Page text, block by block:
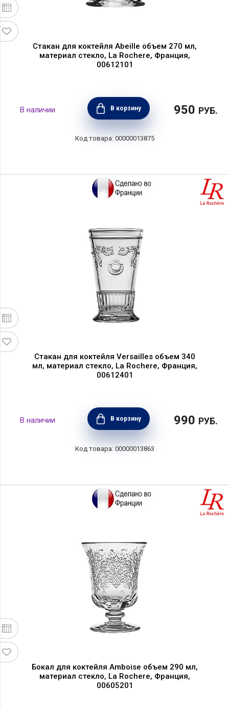
Стакан для коктейля Abeille объем 270 мл,
материал стекло, La Rochere, Франция,
00612101
В корзину 950 РУБ.
00000013875
Стакан для коктейля Versailles объем 340
мл, материал стекло, La Rochere, Франция,
00612401
В корзину 990 РУБ.
00000013863
Бокал для коктейля Amboise объем 290 мл,
материал стекло, La Rochere, Франция,
00605201